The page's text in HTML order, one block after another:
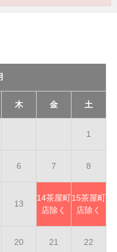
木 金 土
1
6 7 8
13
14茶屋町
店除く
15茶屋町
店除く
20 21 22